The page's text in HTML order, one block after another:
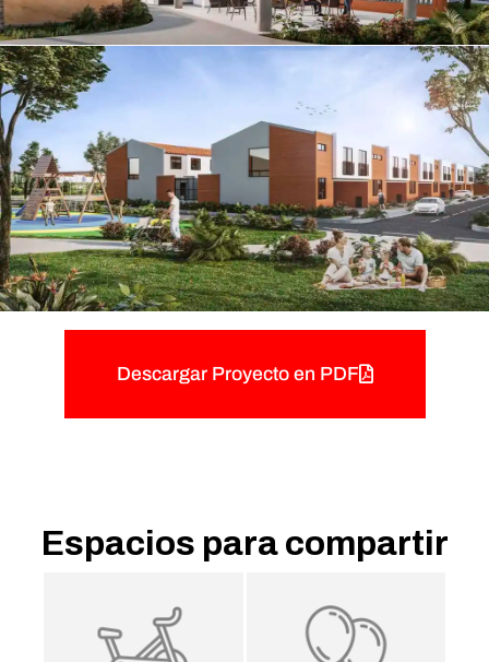
Descargar Proyecto en PDF
Espacios para compartir